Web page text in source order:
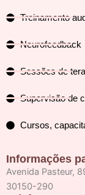
Treinamento
Neurofeedback
Sessões de
Supervisão de
Cursos,
Informações
Avenida Pasteur,
30150-290